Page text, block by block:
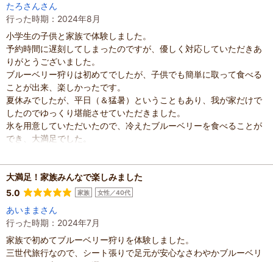
ったですし、子供達はお腹いっぱいで大満足。
ブルーベリーアイスもキッチンカーで買う事ができて色々と楽しま
せてあげられて良い体験ができました。
混雑具合：やや空いていた
滞在時間：1～2時間
家族の内訳：お子様、配偶者、
子どもの年齢
2～3歳、
人数：3人～5人
投稿日：2026年6月15日
たろさんさん
行った時期：2024年8月
小学生の子供と家族で体験しました。
予約時間に遅刻してしまったのですが、優しく対応していただきあ
りがとうございました。
ブルーベリー狩りは初めてでしたが、子供でも簡単に取って食べる
ことが出来、楽しかったです。
夏休みでしたが、平日（＆猛暑）ということもあり、我が家だけで
したのでゆっくり堪能させていただきました。
氷を用意していただいたので、冷えたブルーベリーを食べることが
でき、大満足でした。
混雑具合：空いていた
滞在時間 ：1～2時間
家族の内訳：お子様、配偶者、
人数：3人～5人
投稿日：2024年8月3日
大満足！家族みんなで楽しみました
5.0
家族 女性／40代
あいままさん
行った時期：2024年7月
家族で初めてブルーベリー狩りを体験しました。
三世代旅行なので、シート張りで足元が安心なさわやかブルーベリ